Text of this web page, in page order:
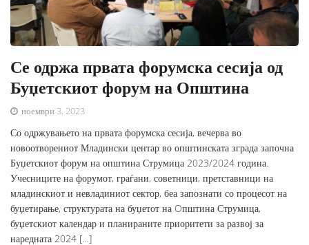
Се одржа првата форумска сесија од
Буџетскиот форум на Општина
ноември 3, 2023
Со одржувањето на првата форумска сесија, вечерва во
новоотворениот Младински центар во општинската зграда започна
Буџетскиот форум на општина Струмица 2023/2024 година.
Учесниците на форумот, граѓани, советници, претставници на
младинскиот и невладиниот сектор, беа запознати со процесот на
буџетирање, структурата на буџетот на Oпштина Струмица,
буџетскиот календар и планираните приоритети за развој за
наредната 2024 […]